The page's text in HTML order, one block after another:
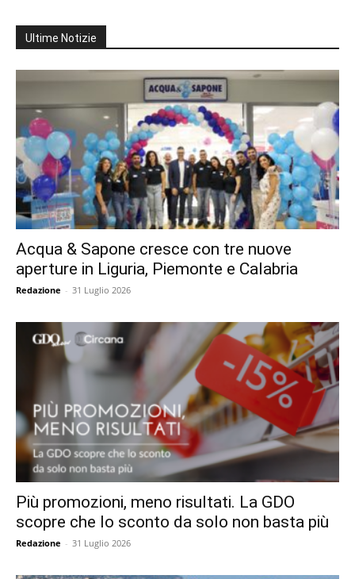
Ultime Notizie
Acqua & Sapone cresce con tre nuove
aperture in Liguria, Piemonte e Calabria
Redazione - 31 Luglio 2026
Più promozioni, meno risultati. La GDO
scopre che lo sconto da solo non basta più
Redazione - 31 Luglio 2026